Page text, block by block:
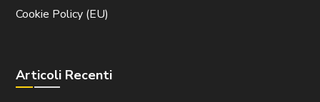
Cookie Policy (EU)
Articoli Recenti